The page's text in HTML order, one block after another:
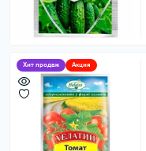
Хит продаж Акция